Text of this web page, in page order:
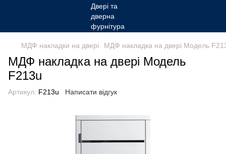
МДФ накладки на двері МДФ накладка на двері Модель
МДФ накладка на двері Модель
F213u
Артикул: F213u Написати відгук